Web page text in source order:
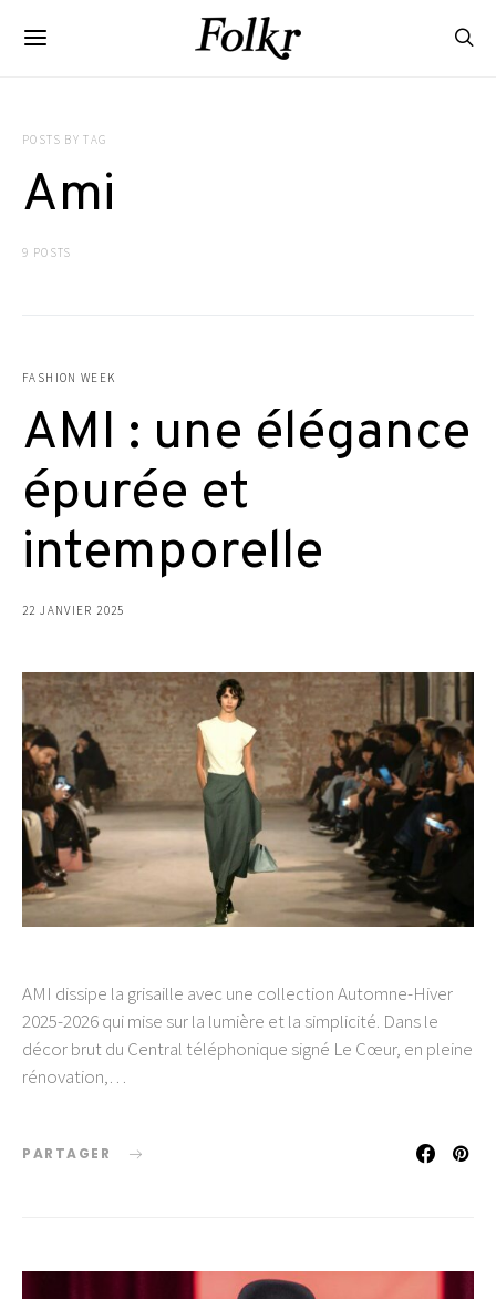
POSTS BY TAG
Ami
9 POSTS
FASHION WEEK
AMI : une élégance
épurée et
intemporelle
22 JANVIER 2025
AMI dissipe la grisaille avec une collection Automne-Hiver
2025-2026 qui mise sur la lumière et la simplicité. Dans le
décor brut du Central téléphonique signé Le Cœur, en pleine
rénovation,…
PARTAGER